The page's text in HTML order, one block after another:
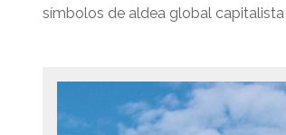
símbolos de aldea global